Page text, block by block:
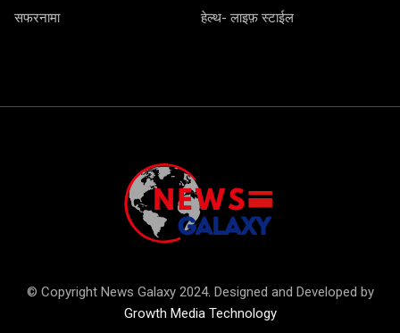
सफरनामा
हेल्थ- लाइफ़ स्टाईल
© Copyright News Galaxy 2024. Designed and Developed by
Growth Media Technology